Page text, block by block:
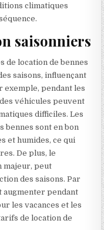
climatiques
saisonniers
de location de bennes
saisons, influençant
exemple, pendant les
véhicules peuvent
difficiles. Les
bennes sont en bon
et humides, ce qui
De plus, le
majeur, peut
des saisons. Par
augmenter pendant
les vacances et les
de location de